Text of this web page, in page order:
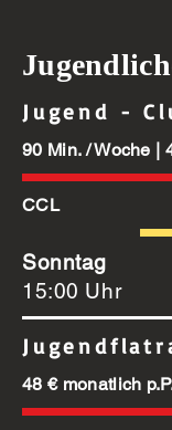
Jugend -
90 Min. / Woche |
CCL
15:00 Uhr
48 € monatlich